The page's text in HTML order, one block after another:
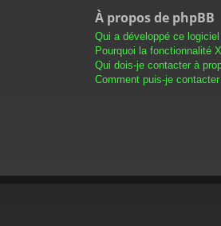
À propos de phpBB
Qui a développé ce
Pourquoi la fonctionnalité
Qui dois-je contacter à
Comment puis-je